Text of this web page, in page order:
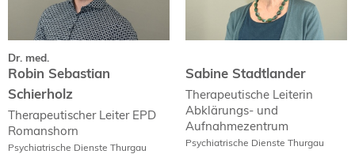
Dr. med.
Robin Sebastian
Schierholz
Therapeutischer Leiter EPD
Romanshorn
Psychiatrische Dienste Thurgau
Sabine Stadtlander
Therapeutische Leiterin
Abklärungs- und
Aufnahmezentrum
Psychiatrische Dienste Thurgau